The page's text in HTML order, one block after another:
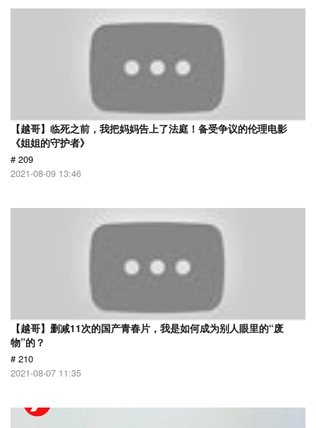
【越哥】临死之前，我把妈妈告上了法庭！备受争议的伦理电影
《姐姐的守护者》
# 209
2021-08-09 13:46
【越哥】删减11次的国产青春片，我是如何成为别人眼里的“废
物”的？
# 210
2021-08-07 11:35